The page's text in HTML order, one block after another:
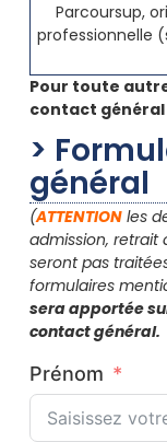
Parcoursup,
professionnelle
Pour toute
contact général
>
général
(ATTENTIONles
admission, retrait
seront pas
formulaires
sera apportée
contact général.
Prénom